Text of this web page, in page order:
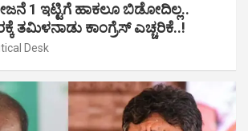
1 ಇಟ್ಟಿಗೆ ಹಾಕಲೂ ಬಿಡೋದಿಲ್ಲ..
ತಮಿಳನಾಡು ಕಾಂಗ್ರೆಸ್ ಎಚ್ಚರಿಕೆ..!
Desk